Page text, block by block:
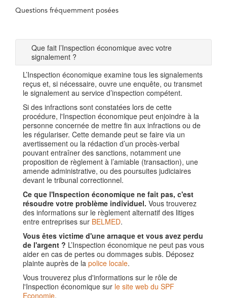
Questions fréquemment posées
Que fait l’Inspection économique avec votre
signalement ?
L’Inspection économique examine tous les signalements
reçus et, si nécessaire, ouvre une enquête, ou transmet
le signalement au service d’inspection compétent.
Si des infractions sont constatées lors de cette
procédure, l'Inspection économique peut enjoindre à la
personne concernée de mettre fin aux infractions ou de
les régulariser. Cette demande peut se faire via un
avertissement ou la rédaction d’un procès-verbal
pouvant entraîner des sanctions, notamment une
proposition de règlement à l’amiable (transaction), une
amende administrative, ou des poursuites judiciaires
devant le tribunal correctionnel.
Ce que l'Inspection économique ne fait pas, c'est
résoudre votre problème individuel. Vous trouverez
des informations sur le règlement alternatif des litiges
entre entreprises sur BELMED.
Vous êtes victime d'une arnaque et vous avez perdu
de l'argent ? L’Inspection économique ne peut pas vous
aider en cas de pertes ou dommages subis. Déposez
plainte auprès de la police locale.
Vous trouverez plus d'informations sur le rôle de
l'Inspection économique sur le site web du SPF
Economie.